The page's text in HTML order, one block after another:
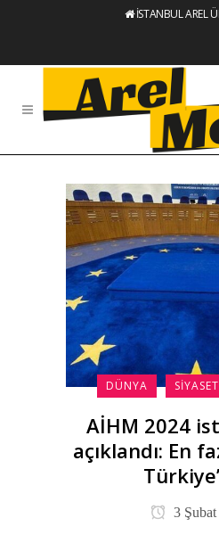
İSTANBUL AREL
DÜNYA SIYASET
AİHM 2024
açıklandı: En
3